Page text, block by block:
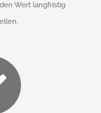
Wert langfristig